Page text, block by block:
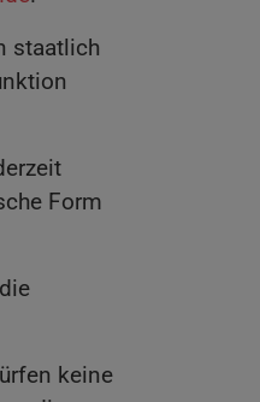
staatlich
Form
keine